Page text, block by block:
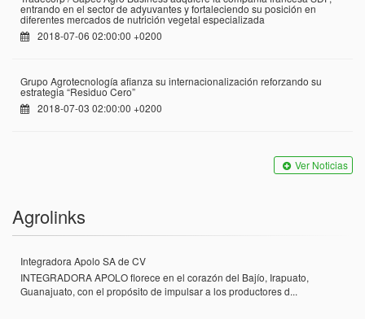
entrando en el sector de adyuvantes y fortaleciendo su posición en
diferentes mercados de nutrición vegetal especializada
2018-07-06 02:00:00 +0200
Grupo Agrotecnología afianza su internacionalización reforzando su
estrategia “Residuo Cero”
2018-07-03 02:00:00 +0200
Ver Noticias
Agrolinks
Integradora Apolo SA de CV
INTEGRADORA APOLO florece en el corazón del Bajío, Irapuato,
Guanajuato, con el propósito de impulsar a los productores d...